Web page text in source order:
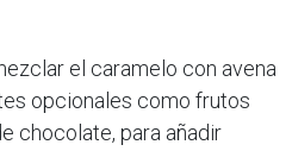
el caramelo con avena
opcionales como frutos
chocolate, para añadir